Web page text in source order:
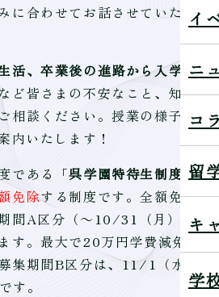
イ
ニ
コ
留
キ
学
に合わせてお話させていただ
活、卒業後の進路から入学手
など皆さまの不安なこと、知り
相談ください。授業の様子や
内いたします！
である「呉学園特待生制度 」
免除する制度です。全額免除
間A区分（～10/31（月））
す。最大で20万円学費減免を
集期間B区分は、11/1（水）
す。